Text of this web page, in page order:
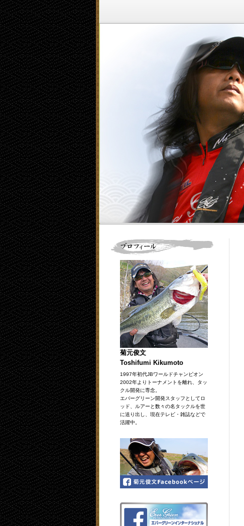
菊元俊文
Toshifumi Kikumoto
1997年初代JBワールドチャンピオン
2002年よりトーナメントを離れ、タッ
クル開発に専念。
エバーグリーン開発スタッフとしてロ
ッド、ルアーと数々の名タックルを世
に送り出し、現在テレビ・雑誌などで
活躍中。